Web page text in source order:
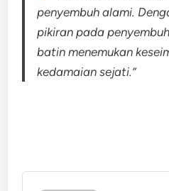
penyembuh alami.
pikiran pada
batin menemukan
kedamaian sejati.”